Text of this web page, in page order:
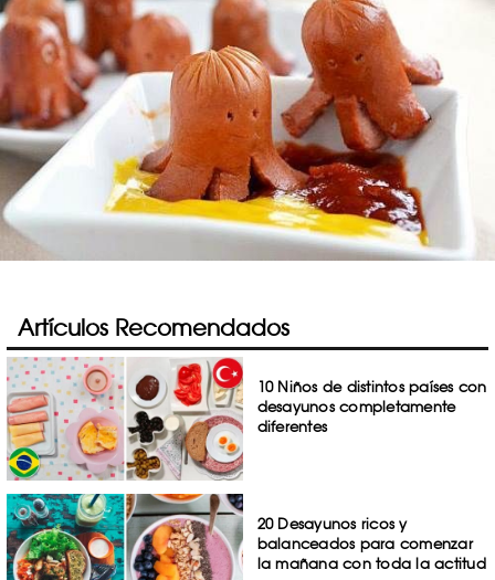
Artículos Recomendados
10 Niños de distintos países con
desayunos completamente
diferentes
20 Desayunos ricos y
balanceados para comenzar
la mañana con toda la actitud